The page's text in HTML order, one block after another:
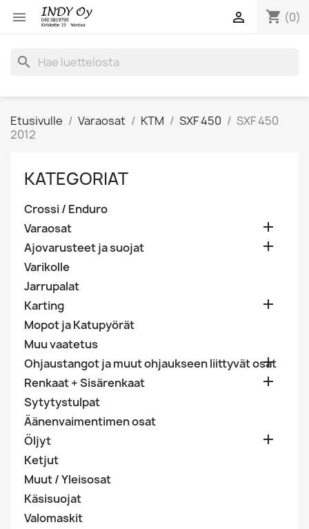
 shopping_cart (0)

search
Etusivulle Varaosat KTM SXF 450
SXF 450
2012
KATEGORIAT
Crossi / Enduro
Varaosat

Ajovarusteet ja suojat 
Varikolle
Jarrupalat
Karting

Mopot ja Katupyörät
Muu vaatetus
Ohjaustangot ja muut ohjaukseen liittyvät osat

Renkaat + Sisärenkaat 
Sytytystulpat
Äänenvaimentimen osat
Öljyt

Ketjut
Muut / Yleisosat
Käsisuojat
Valomaskit